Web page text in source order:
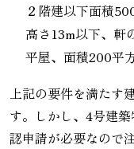
２階建以下面積
高さ13m以下、軒
平屋、面積200平
上記の要件を満たす
す。しかし、4号建
認申請が必要なので